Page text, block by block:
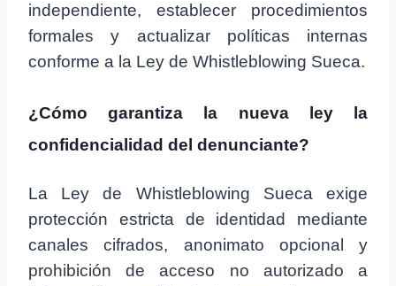
independiente, establecer procedimientos
formales y actualizar políticas internas
conforme a la Ley de Whistleblowing Sueca.
¿Cómo garantiza la nueva ley la
confidencialidad del denunciante?
La Ley de Whistleblowing Sueca exige
protección estricta de identidad mediante
canales cifrados, anonimato opcional y
prohibición de acceso no autorizado a